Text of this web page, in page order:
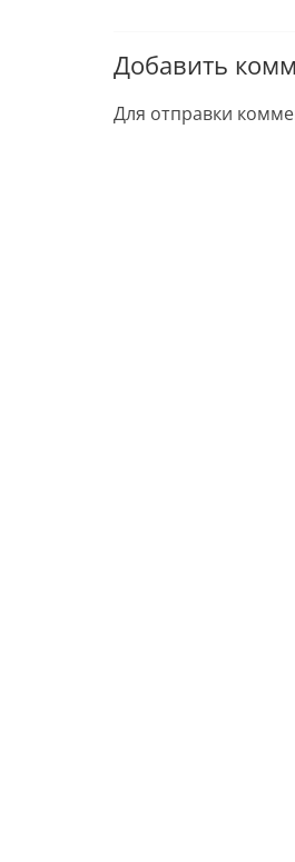
Добавить
Для отправки